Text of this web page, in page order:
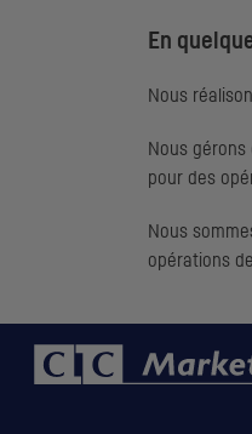
En
Nous
Nous
pour des
Nous
opérations